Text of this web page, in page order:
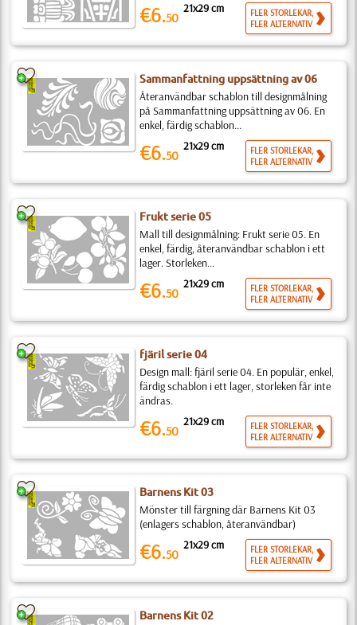
€6.50
21x29 cm
FLER STORLEKAR,
FLER ALTERNATIV
Sammanfattning uppsättning av 06
Återanvändbar schablon till designmålning
på Sammanfattning uppsättning av 06. En
enkel, färdig schablon...
€6.50
21x29 cm
FLER STORLEKAR,
FLER ALTERNATIV
Frukt serie 05
Mall till designmålning: Frukt serie 05. En
enkel, färdig, återanvändbar schablon i ett
lager. Storleken...
€6.50
21x29 cm
FLER STORLEKAR,
FLER ALTERNATIV
fjäril serie 04
Design mall: fjäril serie 04. En populär, enkel,
färdig schablon i ett lager, storleken får inte
ändras.
€6.50
21x29 cm
FLER STORLEKAR,
FLER ALTERNATIV
Barnens Kit 03
Mönster till färgning där Barnens Kit 03
(enlagers schablon, återanvändbar)
€6.50
21x29 cm
FLER STORLEKAR,
FLER ALTERNATIV
Barnens Kit 02